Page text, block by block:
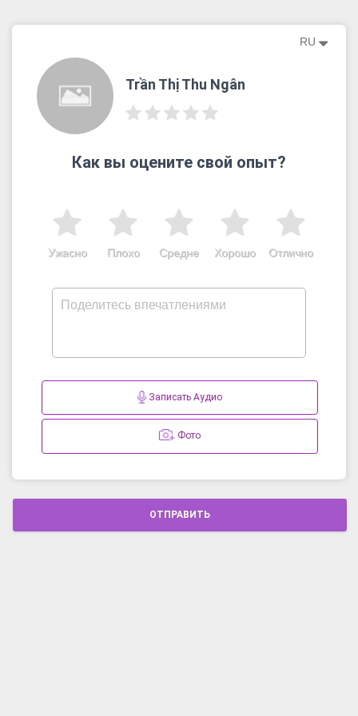
RU
Trần Thị Thu Ngân
Как вы оцените свой опыт?
Отлично
Хорошо
Средне
Плохо
Ужасно
Записать Аудио
Фото
ОТПРАВИТЬ